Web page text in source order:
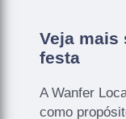
Veja mais
festa
A Wanfer
como